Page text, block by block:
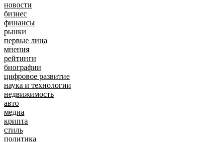
новости
бизнес
финансы
рынки
первые лица
мнения
рейтинги
биографии
цифровое развитие
наука и технологии
недвижимость
авто
медиа
крипта
стиль
политика